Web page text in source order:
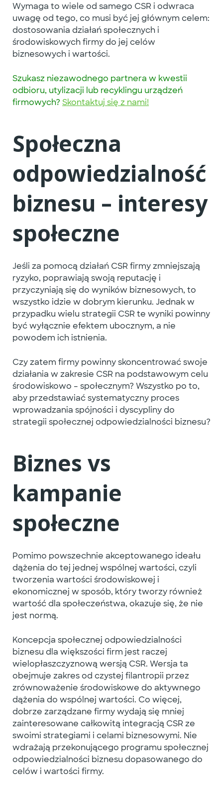
Wymaga to wiele od samego CSR i odwraca
uwagę od tego, co musi być jej głównym celem:
dostosowania działań społecznych i
środowiskowych firmy do jej celów
biznesowych i wartości.
Szukasz niezawodnego partnera w kwestii
odbioru, utylizacji lub recyklingu urządzeń
firmowych? Skontaktuj się z nami!
Społeczna
odpowiedzialność
biznesu – interesy
społeczne
Jeśli za pomocą działań CSR firmy zmniejszają
ryzyko, poprawiają swoją reputację i
przyczyniają się do wyników biznesowych, to
wszystko idzie w dobrym kierunku. Jednak w
przypadku wielu strategii CSR te wyniki powinny
być wyłącznie efektem ubocznym, a nie
powodem ich istnienia.
Czy zatem firmy powinny skoncentrować swoje
działania w zakresie CSR na podstawowym celu
środowiskowo – społecznym? Wszystko po to,
aby przedstawiać systematyczny proces
wprowadzania spójności i dyscypliny do
strategii społecznej odpowiedzialności biznesu?
Biznes vs
kampanie
społeczne
Pomimo powszechnie akceptowanego ideału
dążenia do tej jednej wspólnej wartości, czyli
tworzenia wartości środowiskowej i
ekonomicznej w sposób, który tworzy również
wartość dla społeczeństwa, okazuje się, że nie
jest normą.
Koncepcja społecznej odpowiedzialności
biznesu dla większości firm jest raczej
wielopłaszczyznową wersją CSR. Wersja ta
obejmuje zakres od czystej filantropii przez
zrównoważenie środowiskowe do aktywnego
dążenia do wspólnej wartości. Co więcej,
dobrze zarządzane firmy wydają się mniej
zainteresowane całkowitą integracją CSR ze
swoimi strategiami i celami biznesowymi. Nie
wdrażają przekonującego programu społecznej
odpowiedzialności biznesu dopasowanego do
celów i wartości firmy.